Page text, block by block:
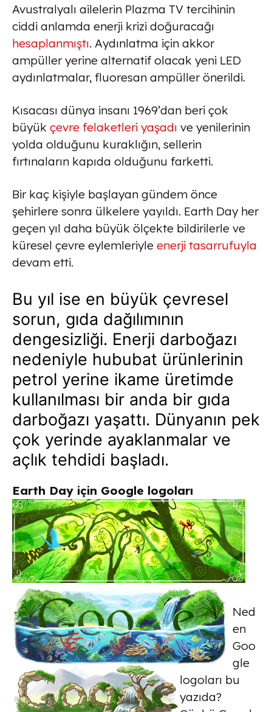
Avustralyalı ailelerin Plazma TV tercihinin
ciddi anlamda enerji krizi doğuracağı
hesaplanmıştı. Aydınlatma için akkor
ampüller yerine alternatif olacak yeni LED
aydınlatmalar, fluoresan ampüller önerildi.
Kısacası dünya insanı 1969’dan beri çok
büyük çevre felaketleri yaşadı ve yenilerinin
yolda olduğunu kuraklığın, sellerin
fırtınaların kapıda olduğunu farketti.
Bir kaç kişiyle başlayan gündem önce
şehirlere sonra ülkelere yayıldı. Earth Day her
geçen yıl daha büyük ölçekte bildirilerle ve
küresel çevre eylemleriyle enerji tasarrufuyla
devam etti.
Bu yıl ise en büyük çevresel
sorun, gıda dağılımının
dengesizliği. Enerji darboğazı
nedeniyle hububat ürünlerinin
petrol yerine ikame üretimde
kullanılması bir anda bir gıda
darboğazı yaşattı. Dünyanın pek
çok yerinde ayaklanmalar ve
açlık tehdidi başladı.
Earth Day için Google logoları
Ned
en
Goo
gle
logoları bu
yazıda?